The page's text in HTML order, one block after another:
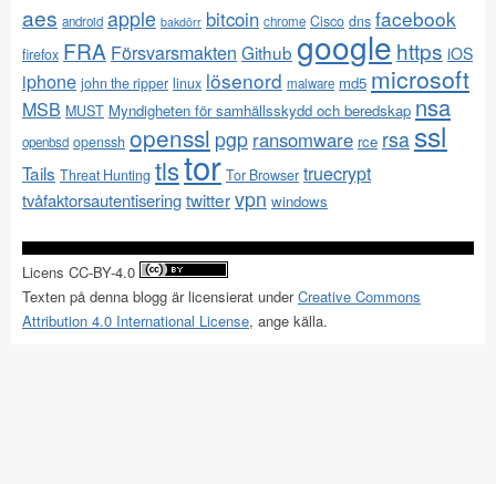
aes android apple bakdörr bitcoin chrome Cisco dns facebook
firefox FRA Försvarsmakten Github google https iOS
iphone john the ripper linux lösenord malware md5 microsoft
MSB MUST Myndigheten för samhällsskydd och beredskap nsa
openbsd openssh openssl pgp ransomware rce rsa ssl
Tails Threat Hunting tlstor Tor Browser truecrypt
tvåfaktorsautentiseringtwittervpn windows
Licens CC-BY-4.0
Texten på denna blogg är licensierat underCreative Commons
Attribution 4.0 International License, ange källa.